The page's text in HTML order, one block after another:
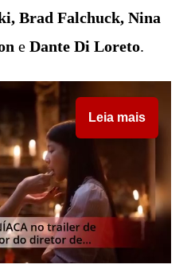
Brad Falchuck, Nina
e Dante Di Loreto.
Leia mais